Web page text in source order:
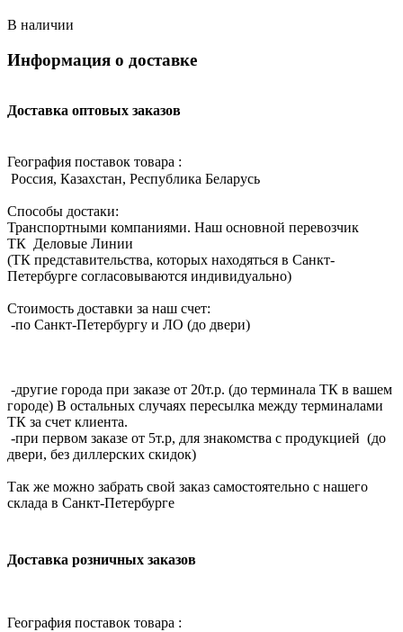
В наличии
Информация о доставке
Доставка оптовых заказов
География поставок товара :
Россия, Казахстан, Республика Беларусь
Способы достаки:
Транспортными компаниями. Наш основной перевозчик
ТК Деловые Линии
(ТК представительства, которых находяться в Санкт-
Петербурге согласовываются индивидуально)
Стоимость доставки за наш счет:
-по Санкт-Петербургу и ЛО (до двери)
-другие города при заказе от 20т.р. (до терминала ТК в вашем
городе) В остальных случаях пересылка между терминалами
ТК за счет клиента.
-при первом заказе от 5т.р, для знакомства с продукцией (до
двери, без диллерских скидок)
Так же можно забрать свой заказ самостоятельно с нашего
склада в Санкт-Петербурге
Доставка розничных заказов
География поставок товара :